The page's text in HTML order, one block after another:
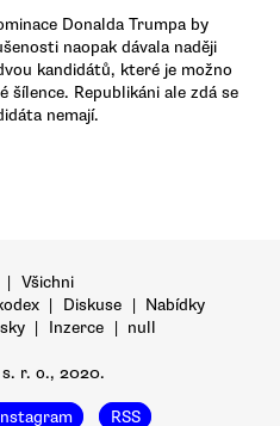
Donalda Trumpa by
naopak dávala naději
kandidátů, které je možno
šílence. Republikáni ale zdá se
nemají.
| Všichni
| Diskuse | Nabídky
| Inzerce | null
r. o., 2020.
RSS